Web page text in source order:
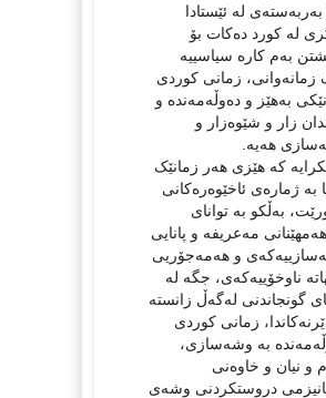
بەربەستەی لە ئێستادا
لە کورد دەکات بۆ
بەم کارە سیاسییە
زمانەوانی، زمانی کوردی
بەهێز و دەوڵەمەندە و
زار و شێوەزار و
هەیە.
کە هێزی هەر زمانێک
بە ژمارەی ئاخێوەرەکانی
بەڵکو بە توانای
مەعریفە و پانایی
و هەمەجۆریی
ناوخۆییەکەی، جگە لە
گونجاندنی لەگەڵ زانستە
زمانی کوردی
بە وشەسازی،
و نیان و خاوەنی
دروستکردنی وشەی